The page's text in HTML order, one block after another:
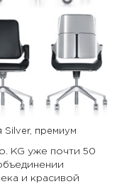
Silver, премиум
KG уже почти 50
и красивой